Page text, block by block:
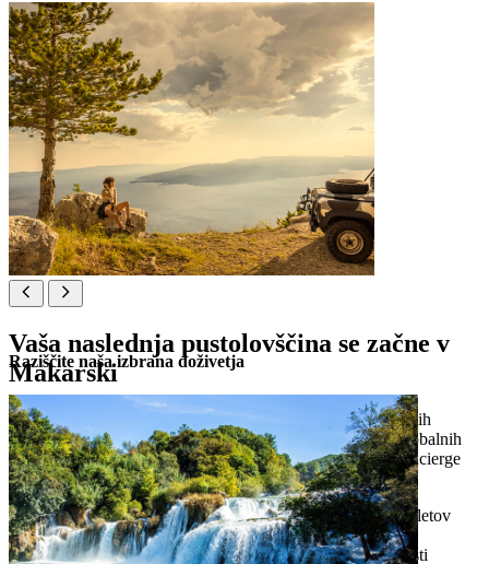
Vaša naslednja pustolovščina se začne v
Makarski
Odkrijte najboljše, kar Makarska ponuja – od skrbno izbranih
lokalnih doživetij do ekskluzivnih enodnevnih izletov. Od obalnih
pobegov do kulturnih zakladov, naša ekipa Experience Concierge
vam bo pomagala poiskati in rezervirati najboljše iz regije.
ročno izbrana ponudba najbolje ocenjenih lokalnih izletov
strokovna priporočila prilagojena vašim interesom
pomoč pri organizaciji prevoza in rezervacij dejavnosti
Raziščite naša izbrana doživetja